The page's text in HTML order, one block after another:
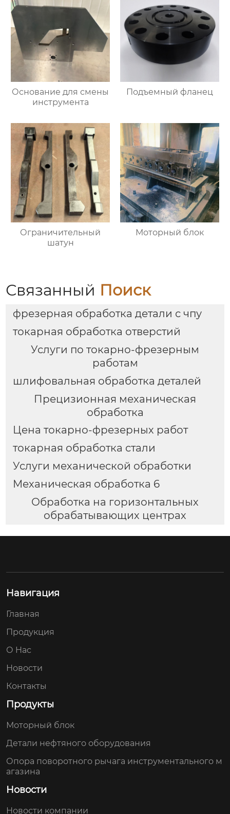
Основание для смены
инструмента
Подъемный фланец
Ограничительный
шатун
Моторный блок
Связанный Поиск
фрезерная обработка детали с чпу
токарная обработка отверстий
Услуги по токарно-фрезерным
работам
шлифовальная обработка деталей
Прецизионная механическая
обработка
Цена токарно-фрезерных работ
токарная обработка стали
Услуги механической обработки
Механическая обработка 6
Обработка на горизонтальных
обрабатывающих центрах
Навигация
Главная
Продукция
О Hас
Новости
Контакты
Продукты
Моторный блок
Детали нефтяного оборудования
Опора поворотного рычага инструментального м
агазина
Новости
Новости компании